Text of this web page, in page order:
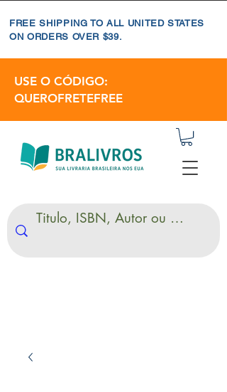
FREE SHIPPING TO ALL UNITED STATES
ON ORDERS OVER $39.
USE O CÓDIGO:
QUEROFRETEFREE